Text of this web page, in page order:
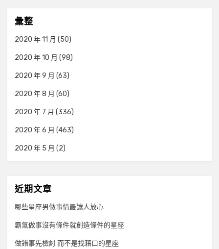
彙整
2020 年 11 月 (50)
2020 年 10 月 (98)
2020 年 9 月 (63)
2020 年 8 月 (60)
2020 年 7 月 (336)
2020 年 6 月 (463)
2020 年 5 月 (2)
近期文章
哪些星座男做事情最讓人放心
霸氣做事沒有條件就創造條件的星座
做錯事先檢討 而不是找藉口的星座